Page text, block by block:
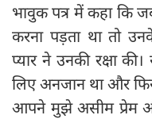
भावुक पत्र में कहा कि जब
करना पड़ता था तो
प्यार ने उनकी रक्षा
लिए अनजान था और
आपने मुझे असीम प्रेम